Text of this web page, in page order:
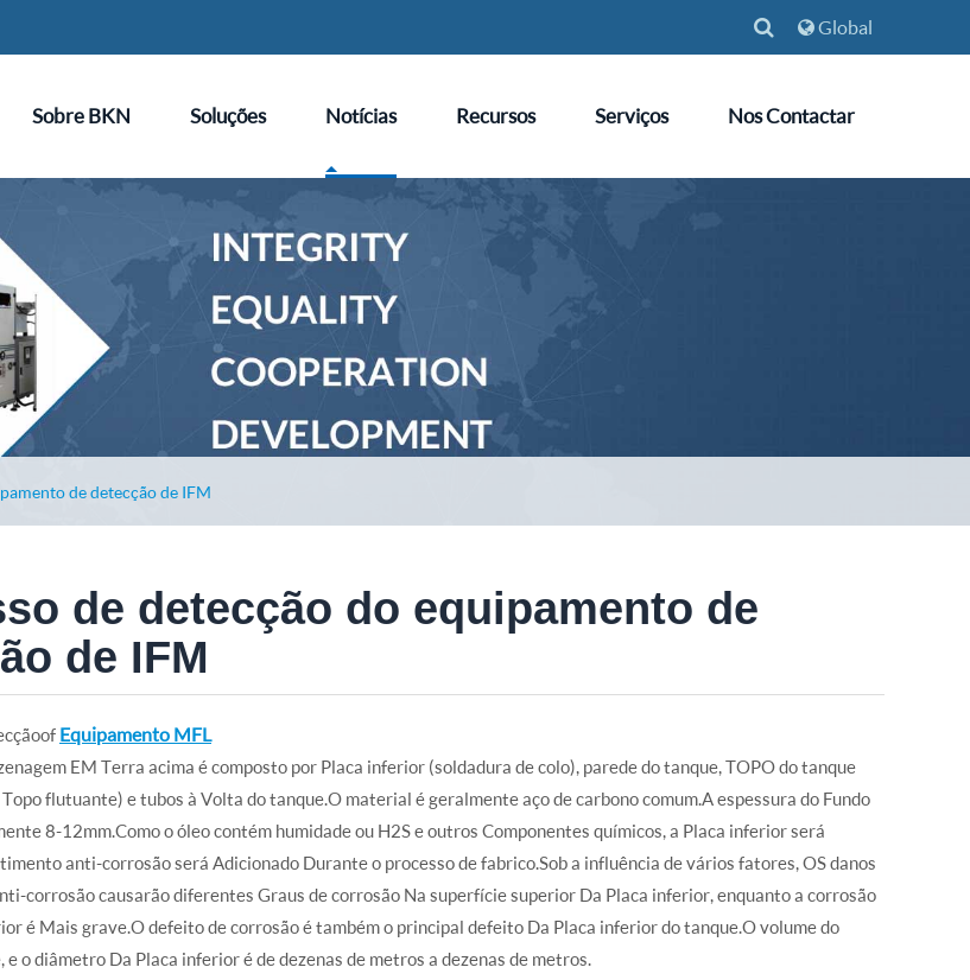
Global
Sobre BKN Soluções Notícias Recursos Serviços Nos Contactar
de detecção de IFM
de detecção do equipamento de
de IFM
of Equipamento MFL
EM Terra acima é composto por Placa inferior (soldadura de colo), parede do tanque, TOPO do tanque
flutuante) e tubos à Volta do tanque.O material é geralmente aço de carbono comum.A espessura do Fundo
8-12mm.Como o óleo contém humidade ou H2S e outros Componentes químicos, a Placa inferior será
anti-corrosão será Adicionado Durante o processo de fabrico.Sob a influência de vários fatores, OS danos
corrosão causarão diferentes Graus de corrosão Na superfície superior Da Placa inferior, enquanto a corrosão
é Mais grave.O defeito de corrosão é também o principal defeito Da Placa inferior do tanque.O volume do
o diâmetro Da Placa inferior é de dezenas de metros a dezenas de metros.